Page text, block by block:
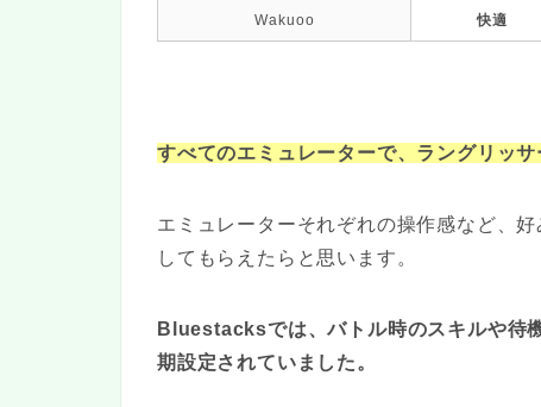
Wakuoo 快適
すべてのエミュレーターで、ラングリッ
エミュレーターそれぞれの操作感など、
してもらえたらと思います。
Bluestacksでは、バトル時のスキルや待
期設定されていました。